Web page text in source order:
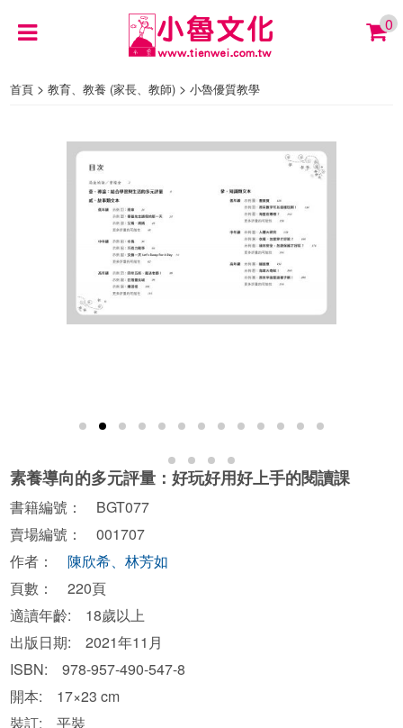
0
首頁 >教育、教養 (家長、教師) >小魯優質教學
素養導向的多元評量：好玩好用好上手的閱讀課
書籍編號： BGT077
賣場編號： 001707
作者：陳欣希、林芳如
頁數： 220頁
適讀年齡: 18歲以上
出版日期: 2021年11月
ISBN: 978-957-490-547-8
開本: 17×23 cm
裝訂: 平裝